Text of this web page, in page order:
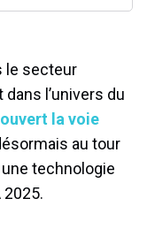
le secteur
l’univers du
la voie
au tour
technologie
2025.